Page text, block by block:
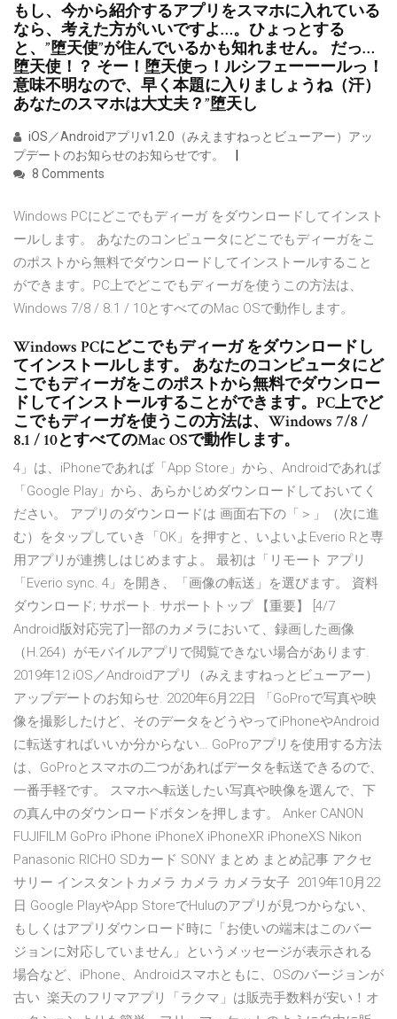
もし、今から紹介するアプリをスマホに入れている
なら、考えた方がいいですよ…。ひょっとする
と、”堕天使”が住んでいるかも知れません。 だっ…
堕天使！？ そー！堕天使っ！ルシフェーーールっ！
意味不明なので、早く本題に入りましょうね（汗）
あなたのスマホは大丈夫？”堕天し
iOS／Androidアプリv1.2.0（みえますねっとビューアー）アッ
プデートのお知らせのお知らせです。
8 Comments
Windows PCにどこでもディーガ をダウンロードしてインスト
ールします。 あなたのコンピュータにどこでもディーガをこ
のポストから無料でダウンロードしてインストールすること
ができます。PC上でどこでもディーガを使うこの方法は、
Windows 7/8 / 8.1 / 10とすべてのMac OSで動作します。
Windows PCにどこでもディーガ をダウンロードし
てインストールします。 あなたのコンピュータにど
こでもディーガをこのポストから無料でダウンロー
ドしてインストールすることができます。PC上でど
こでもディーガを使うこの方法は、Windows 7/8 /
8.1 / 10とすべてのMac OSで動作します。
4」は、iPhoneであれば「App Store」から、Androidであれば
「Google Play」から、あらかじめダウンロードしておいてく
ださい。 アプリのダウンロードは 画面右下の「＞」（次に進
む）をタップしていき「OK」を押すと、いよいよEverio Rと専
用アプリが連携しはじめますよ。 最初は「リモート アプリ
「Everio sync. 4」を開き、「画像の転送」を選びます。 資料
ダウンロード; サポート. サポートトップ 【重要】 [4/7
Android版対応完了]一部のカメラにおいて、録画した画像
（H.264）がモバイルアプリで閲覧できない場合があります.
2019年12 iOS／Androidアプリ（みえますねっとビューアー）
アップデートのお知らせ. 2020年6月22日 「GoProで写真や映
像を撮影したけど、そのデータをどうやってiPhoneやAndroid
に転送すればいいか分からない… GoProアプリを使用する方法
は、GoProとスマホの二つがあればデータを転送できるので、
一番手軽です。 スマホへ転送したい写真や映像を選んで、下
の真ん中のダウンロードボタンを押します。 Anker CANON
FUJIFILM GoPro iPhone iPhoneX iPhoneXR iPhoneXS Nikon
Panasonic RICHO SDカード SONY まとめ まとめ記事 アクセ
サリー インスタントカメラ カメラ カメラ女子 2019年10月22
日 Google PlayやApp StoreでHuluのアプリが見つからない、
もしくはアプリダウンロード時に「お使いの端末はこのバー
ジョンに対応していません」というメッセージが表示される
場合など、iPhone、Androidスマホともに、OSのバージョンが
古い 楽天のフリマアプリ「ラクマ」は販売手数料が安い！オ